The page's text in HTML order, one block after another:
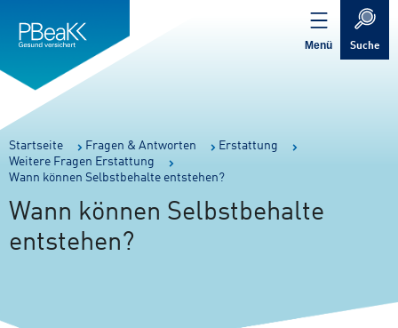
springen
springen
Verweis
zur
Menü Suche
Sie
sind
Startseite Fragen & Antworten
Erstattung
Weitere Fragen Erstattung
Wann können Selbstbehalte entstehen?
Wann können Selbstbehalte
entstehen?